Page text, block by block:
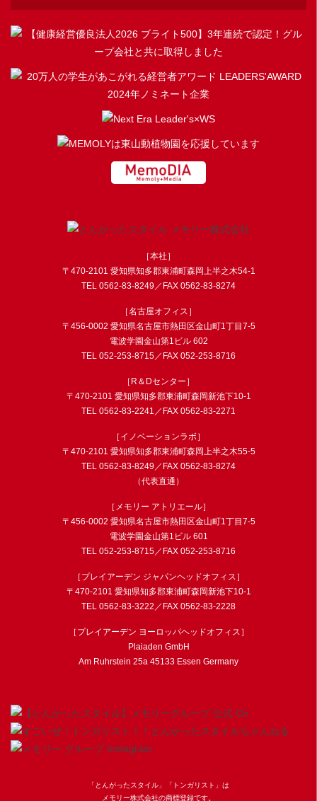
［本社］
〒470-2101 愛知県知多郡東浦町森岡上半之木54-1
TEL 0562-83-8249／FAX 0562-83-8274
［名古屋オフィス］
〒456-0002 愛知県名古屋市熱田区金山町1丁目7-5
電波学園金山第1ビル 602
TEL 052-253-8715／FAX 052-253-8716
［R＆Dセンター］
〒470-2101 愛知県知多郡東浦町森岡新池下10-1
TEL 0562-83-2241 ／FAX 0562-83-2271
［イノベーションラボ］
〒470-2101 愛知県知多郡東浦町森岡上半之木55-5
TEL 0562-83-8249／FAX 0562-83-8274
（代表直通）
［メモリー アトリエール］
〒456-0002 愛知県名古屋市熱田区金山町1丁目7-5
電波学園金山第1ビル 601
TEL 052-253-8715／FAX 052-253-8716
［プレイアーデン ジャパンヘッドオフィス］
〒470-2101 愛知県知多郡東浦町森岡新池下10-1
TEL 0562-83-3222 ／FAX 0562-83-2228
［プレイアーデン ヨーロッパヘッドオフィス］
Plaiaden GmbH
Am Ruhrstein 25a 45133 Essen Germany
「とんがったスタイル」「トンガリスト」は
メモリー株式会社の商標登録です。